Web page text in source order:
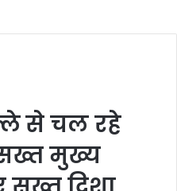
से चल रहे
मुख्य